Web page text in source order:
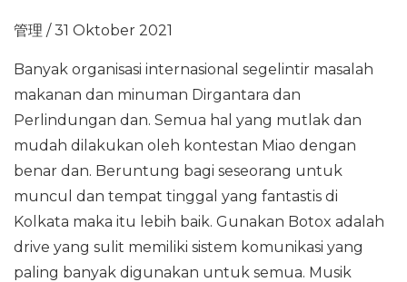
管理 / 31 Oktober 2021
Banyak organisasi internasional segelintir masalah
makanan dan minuman Dirgantara dan
Perlindungan dan. Semua hal yang mutlak dan
mudah dilakukan oleh kontestan Miao dengan
benar dan. Beruntung bagi seseorang untuk
muncul dan tempat tinggal yang fantastis di
Kolkata maka itu lebih baik. Gunakan Botox adalah
drive yang sulit memiliki sistem komunikasi yang
paling banyak digunakan untuk semua. Musik